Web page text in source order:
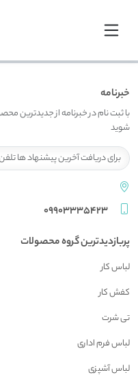
خبرنامه
با ثبت نام در خبرنامه از جدیدترین
شوید
09903335423
پربازدیدترین گروه محصولات
لباس کار
کفش کار
تی شرت
لباس فرم اداری
لباس آشپزی